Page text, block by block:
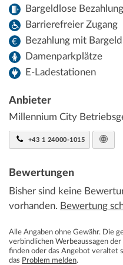
Bargeldlose Bezahlung
Barrierefreier Zugang
Bezahlung mit Bargeld
Damenparkplätze
E-Ladestationen
Anbieter
Millennium City
+43 1 24000-1015
Bewertungen
Bisher sind keine
vorhanden. Bewertung
Alle Angaben ohne Gewähr. Die
verbindlichen Werbeaussagen
finden oder das Angebot veraltet
das Problem melden.